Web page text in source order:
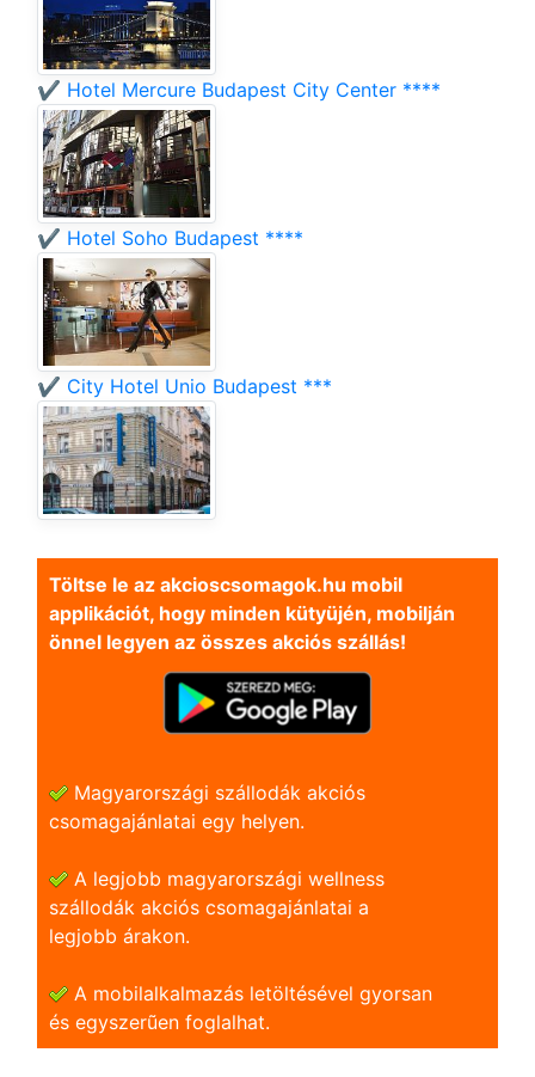
✔️ Hotel Mercure Budapest City Center ****
✔️ Hotel Soho Budapest ****
✔️ City Hotel Unio Budapest ***
Töltse le az akcioscsomagok.hu mobil
applikációt, hogy minden kütyüjén, mobilján
önnel legyen az összes akciós szállás!
Magyarországi szállodák akciós
csomagajánlatai egy helyen.
A legjobb magyarországi wellness
szállodák akciós csomagajánlatai a
legjobb árakon.
A mobilalkalmazás letöltésével gyorsan
és egyszerũen foglalhat.